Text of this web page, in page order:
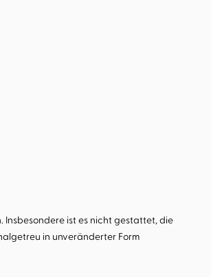
ist es nicht gestattet, die
in unveränderter Form